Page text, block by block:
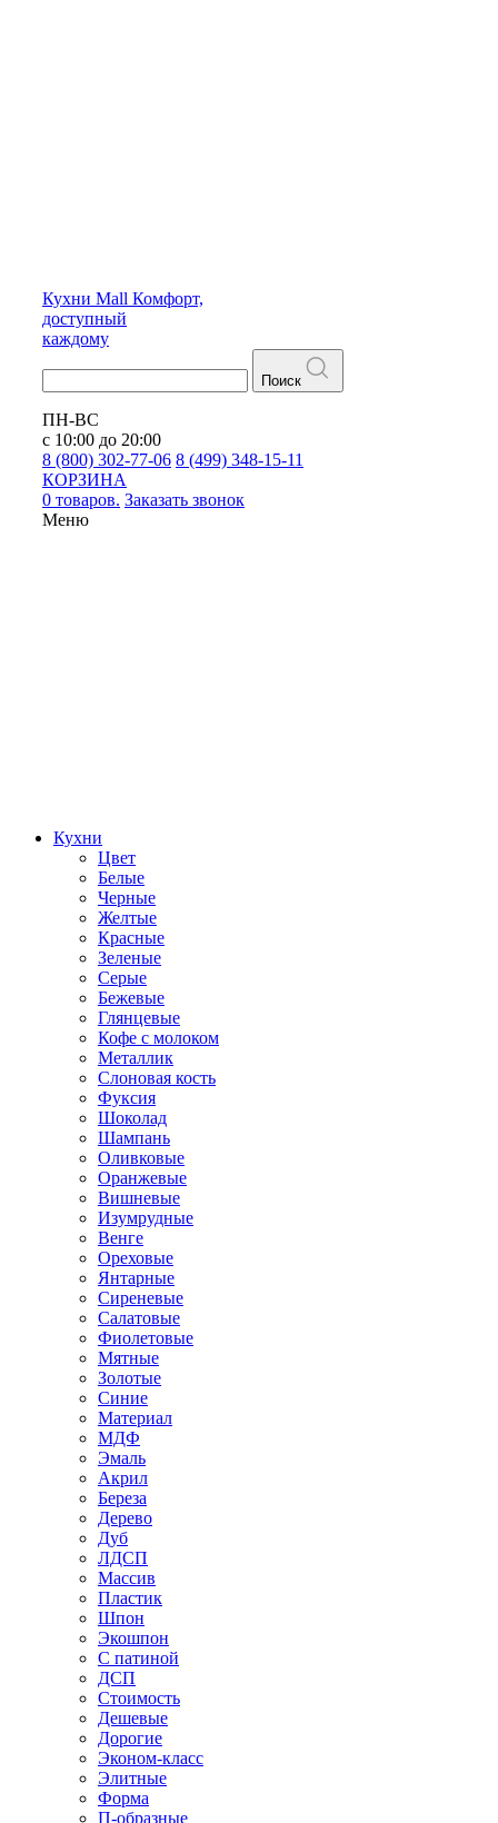
Кухни Mall Комфорт,
доступный
каждому
Поиск
ПН-ВС
с 10:00 до 20:00
8 (800) 302-77-06 8 (499) 348-15-11
КОРЗИНА
0 товаров. Заказать звонок
Меню
Кухни
Цвет
Белые
Черные
Желтые
Красные
Зеленые
Серые
Бежевые
Глянцевые
Кофе с молоком
Металлик
Слоновая кость
Фуксия
Шоколад
Шампань
Оливковые
Оранжевые
Вишневые
Изумрудные
Венге
Ореховые
Янтарные
Сиреневые
Салатовые
Фиолетовые
Мятные
Золотые
Синие
Материал
МДФ
Эмаль
Акрил
Береза
Дерево
Дуб
ЛДСП
Массив
Пластик
Шпон
Экошпон
С патиной
ДСП
Стоимость
Дешевые
Дорогие
Эконом-класс
Элитные
Форма
П-образные